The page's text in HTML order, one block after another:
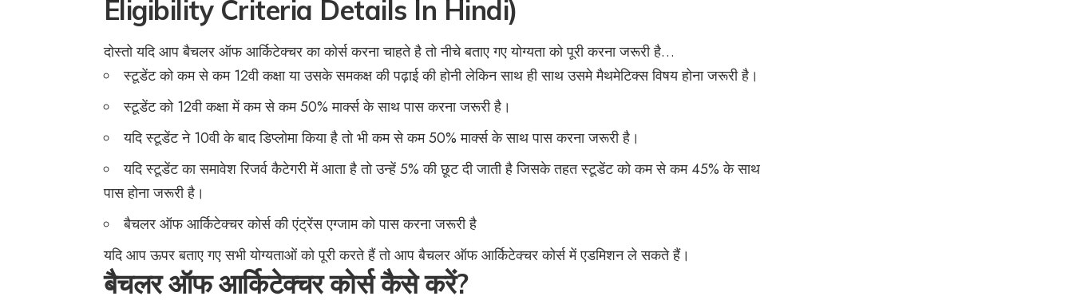
Eligibility Criteria Details In Hindi)
दोस्तो यदि आप बैचलर ऑफ आर्किटेक्चर का कोर्स करना चाहते है तो नीचे बताए गए योग्यता को पूरी करना जरूरी है…
स्टूडेंट को कम से कम 12वी कक्षा या उसके समकक्ष की पढ़ाई की होनी लेकिन साथ ही साथ उसमे मैथमेटिक्स विषय होना जरूरी है।
स्टूडेंट को 12वी कक्षा में कम से कम 50% मार्क्स के साथ पास करना जरूरी है।
यदि स्टूडेंट ने 10वी के बाद डिप्लोमा किया है तो भी कम से कम 50% मार्क्स के साथ पास करना जरूरी है।
यदि स्टूडेंट का समावेश रिजर्व कैटेगरी में आता है तो उन्हें 5% की छूट दी जाती है जिसके तहत स्टूडेंट को कम से कम 45% के साथ
पास होना जरूरी है।
बैचलर ऑफ आर्किटेक्चर कोर्स की एंट्रेंस एग्जाम को पास करना जरूरी है
यदि आप ऊपर बताए गए सभी योग्यताओं को पूरी करते हैं तो आप बैचलर ऑफ आर्किटेक्चर कोर्स में एडमिशन ले सकते हैं।
बैचलर ऑफ आर्किटेक्चर कोर्स कैसे करें?